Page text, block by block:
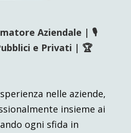
Aziendale | 🎙
e Privati | 🏆
nelle aziende,
insieme ai
ogni sfida in